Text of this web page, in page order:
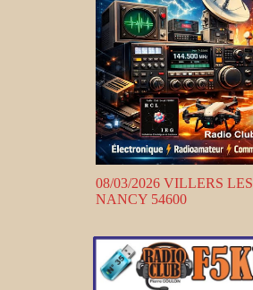
08/03/2026 VILLERS LES
NANCY 54600